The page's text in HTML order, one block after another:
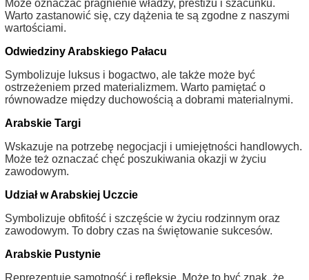
Może oznaczać pragnienie władzy, prestiżu i szacunku.
Warto zastanowić się, czy dążenia te są zgodne z naszymi
wartościami.
Odwiedziny Arabskiego Pałacu
Symbolizuje luksus i bogactwo, ale także może być
ostrzeżeniem przed materializmem. Warto pamiętać o
równowadze między duchowością a dobrami materialnymi.
Arabskie Targi
Wskazuje na potrzebę negocjacji i umiejętności handlowych.
Może też oznaczać chęć poszukiwania okazji w życiu
zawodowym.
Udział w Arabskiej Uczcie
Symbolizuje obfitość i szczęście w życiu rodzinnym oraz
zawodowym. To dobry czas na świętowanie sukcesów.
Arabskie Pustynie
Reprezentuje samotność i refleksję. Może to być znak, że